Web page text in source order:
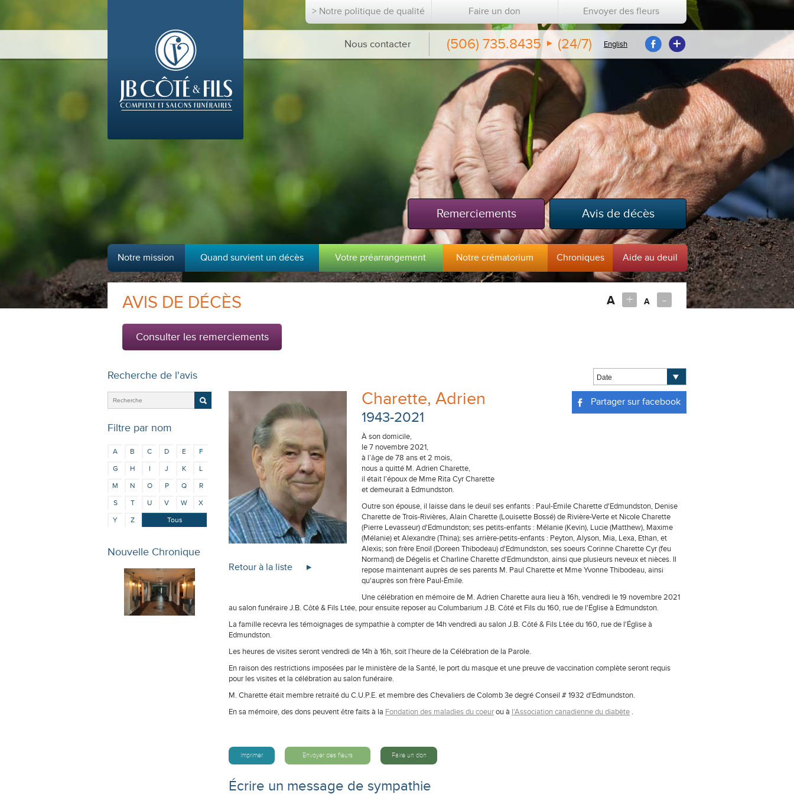
> Notre politique de qualité Faire un don Envoyer des fleurs
Nous contacter (506) 735.8435 (24/7) English
Avis de décès
Remerciements
Notre mission Quand survient un décès Votre préarrangement Notre crématorium Chroniques Aide au deuil
A + A -
AVIS DE DÉCÈS
Consulter les remerciements
Recherche de l'avis
Filtre par nom
A B C D E
F
G
H I J K
L
M
N O P Q
R
S
T U V W
X
Y
Z Tous
Retour à la liste
Partager sur facebook
Charette, Adrien
1943-2021
À son domicile,
le 7 novembre 2021,
à l’âge de 78 ans et 2 mois,
nous a quitté M. Adrien Charette,
il était l'époux de Mme Rita Cyr Charette
et demeurait à Edmundston.
Outre son épouse, il laisse dans le deuil ses enfants : Paul-Émile Charette d'Edmundston, Denise
Charette de Trois-Rivières, Alain Charette (Louisette Bossé) de Rivière-Verte et Nicole Charette
(Pierre Levasseur) d'Edmundston; ses petits-enfants : Mélanie (Kevin), Lucie (Matthew), Maxime
(Mélanie) et Alexandre (Thina); ses arrière-petits-enfants : Peyton, Alyson, Mia, Lexa, Ethan, et
Alexis; son frère Enoïl (Doreen Thibodeau) d'Edmundston, ses soeurs Corinne Charette Cyr (feu
Normand) de Dégelis et Charline Charette d'Edmundston, ainsi que plusieurs neveux et nièces. Il
repose maintenant auprès de ses parents M. Paul Charette et Mme Yvonne Thibodeau, ainsi
qu'auprès son frère Paul-Émile.
Une célébration en mémoire de M. Adrien Charette aura lieu à 16h, vendredi le 19 novembre 2021
au salon funéraire J.B. Côté & Fils Ltée, pour ensuite reposer au Columbarium J.B. Côté et Fils du 160, rue de l'Église à Edmundston.
La famille recevra les témoignages de sympathie à compter de 14h vendredi au salon J.B. Côté & Fils Ltée du 160, rue de l'Église à
Edmundston.
Les heures de visites seront vendredi de 14h à 16h, soit l’heure de la Célébration de la Parole.
En raison des restrictions imposées par le ministère de la Santé, le port du masque et une preuve de vaccination complète seront requis
pour les visites et la célébration au salon funéraire.
M. Charette était membre retraité du C.U.P.E. et membre des Chevaliers de Colomb 3e degré Conseil # 1932 d'Edmundston.
En sa mémoire, des dons peuvent être faits à la Fondation des maladies du coeurou à l'Association canadienne du diabète .
Imprimer Envoyer des fleurs Faire un don
Écrire un message de sympathie
Nouvelle Chronique